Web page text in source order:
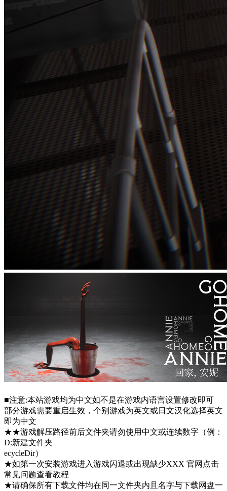
■注意:本站游戏均为中文如不是在游戏内语言设置修改即可
部分游戏需要重启生效，个别游戏为英文或日文汉化选择英文
即为中文
★★游戏解压路径前后文件夹请勿使用中文或连续数字（例：
D:新建文件夹
ecycleDir）
★如第一次安装游戏进入游戏闪退或出现缺少XXX 官网点击
常见问题查看教程
★请确保所有下载文件均在同一文件夹内且名字与下载网盘一